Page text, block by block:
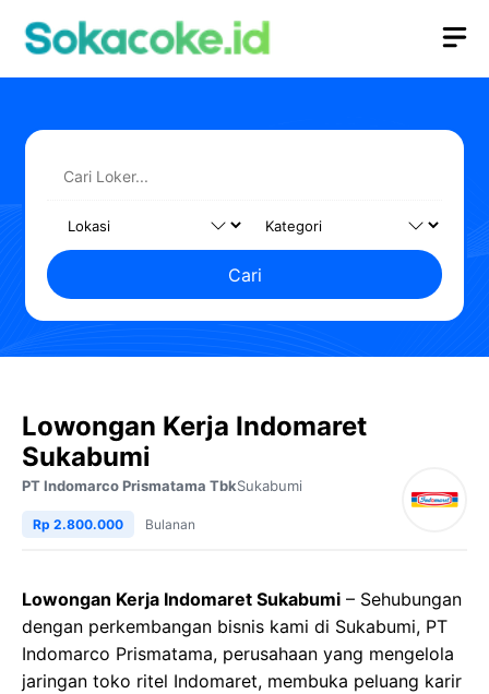
Cari
Lowongan Kerja Indomaret
Sukabumi
PT Indomarco Prismatama TbkSukabumi
Rp 2.800.000 Bulanan
Lowongan Kerja Indomaret Sukabumi – Sehubungan
dengan perkembangan bisnis kami di Sukabumi, PT
Indomarco Prismatama, perusahaan yang mengelola
jaringan toko ritel Indomaret, membuka peluang karir